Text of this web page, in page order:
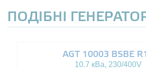
ПОДІБНІ
AGT 10003 BSBE
10.7 кВа, 230/400V